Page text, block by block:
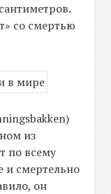
со смертью
из
по всему
и смертельно
он